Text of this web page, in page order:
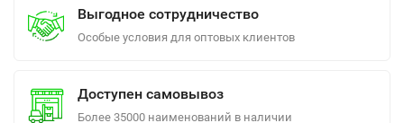
Выгодное сотрудничество
Особые условия для оптовых клиентов
Доступен самовывоз
Более 35000 наименований в наличии